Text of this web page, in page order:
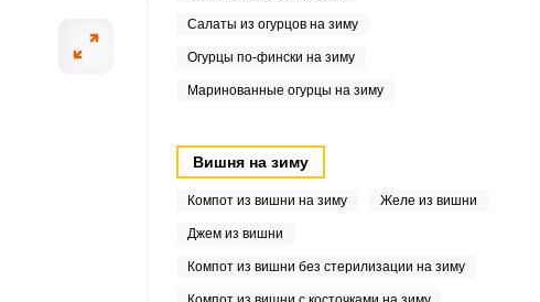
Салаты из огурцов на зиму
Огурцы по-фински на зиму
Маринованные огурцы на зиму
Вишня на зиму
Компот из вишни на зиму Желе из вишни
Джем из вишни
Компот из вишни без стерилизации на зиму